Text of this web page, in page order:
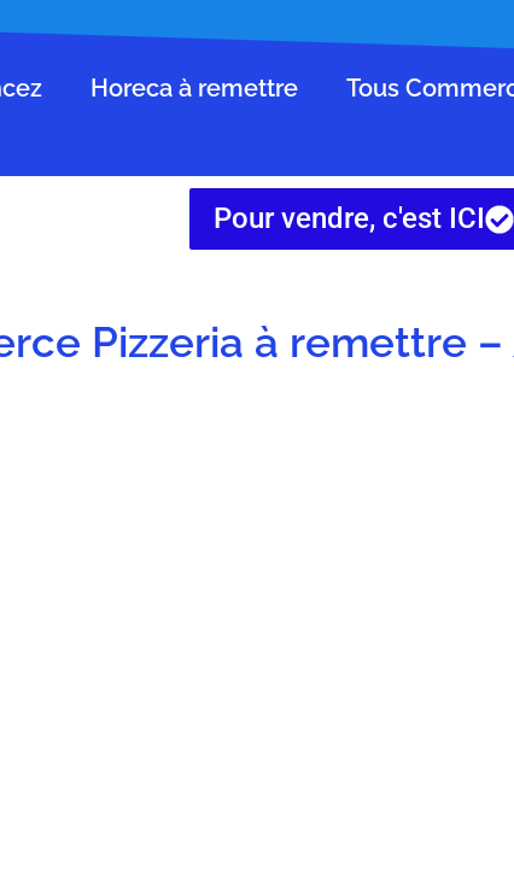
Horeca à remettre Tous
Pour vendre, c'est ICI
Pizzeria à remettre